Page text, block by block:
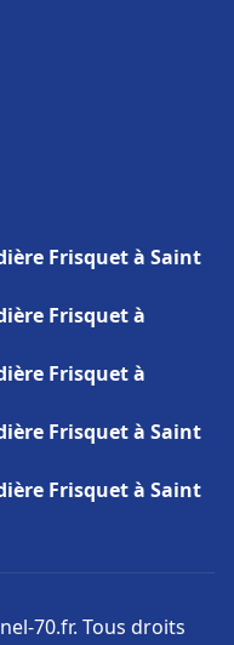
Frisquet à Saint
Frisquet à
Frisquet à
Frisquet à Saint
Frisquet à Saint
70.fr. Tous droits